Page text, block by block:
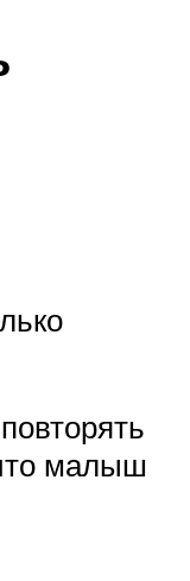
малыш